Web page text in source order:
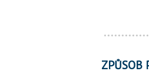
ZPŮSOB